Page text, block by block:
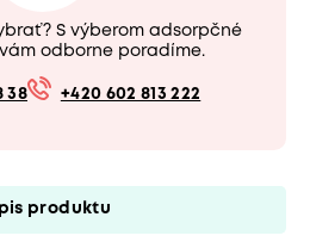
S výberom adsorpčné
odborne poradíme.
38 +420 602 813 222
produktu